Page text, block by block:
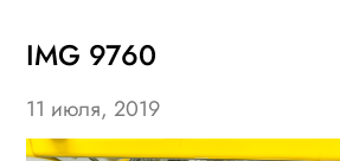
IMG 9760
11 июля, 2019